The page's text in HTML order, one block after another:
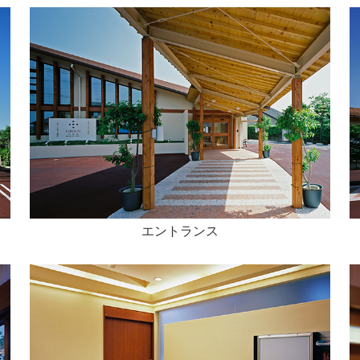
エントランス